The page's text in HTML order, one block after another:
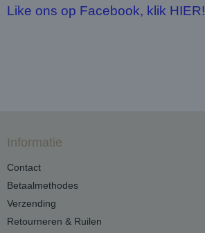
Like ons op Facebook, klik HIER!
Informatie
Contact
Betaalmethodes
Verzending
Retourneren & Ruilen